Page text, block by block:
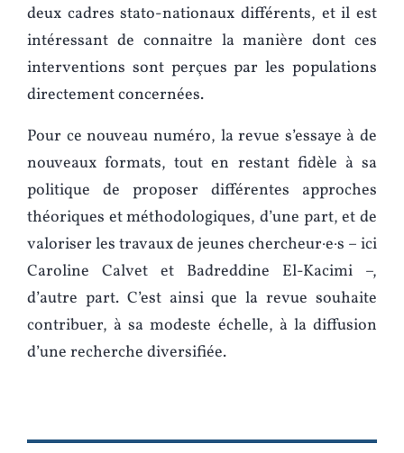
deux cadres stato-nationaux différents, et il est
intéressant de connaitre la manière dont ces
interventions sont perçues par les populations
directement concernées.
Pour ce nouveau numéro, la revue s’essaye à de
nouveaux formats, tout en restant fidèle à sa
politique de proposer différentes approches
théoriques et méthodologiques, d’une part, et de
valoriser les travaux de jeunes chercheur·e·s – ici
Caroline Calvet et Badreddine El-Kacimi –,
d’autre part. C’est ainsi que la revue souhaite
contribuer, à sa modeste échelle, à la diffusion
d’une recherche diversifiée.